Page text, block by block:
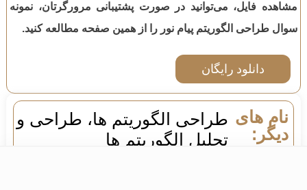
مشاهده فایل، می‌توانید در صورت پشتیبانی مرورگرتان، نمونه
سوال طراحی الگوریتم پیام نور را از همین صفحه مطالعه کنید.
دانلود رایگان
نام های
دیگر:
طراحی الگوریتم ها، طراحی و
تحلیل الگوریتم ها